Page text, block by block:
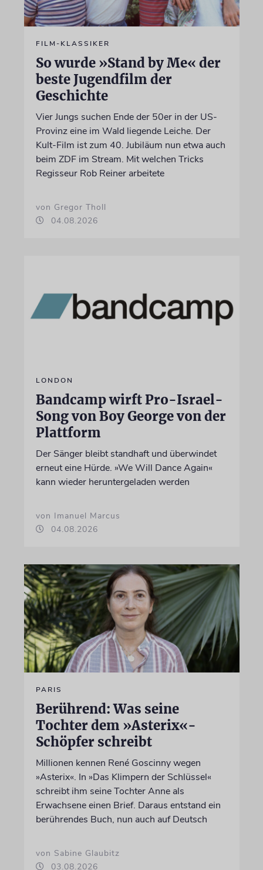
FILM-KLASSIKER
So wurde »Stand by Me« der
beste Jugendfilm der
Geschichte
Vier Jungs suchen Ende der 50er in der US-
Provinz eine im Wald liegende Leiche. Der
Kult-Film ist zum 40. Jubiläum nun etwa auch
beim ZDF im Stream. Mit welchen Tricks
Regisseur Rob Reiner arbeitete
von Gregor Tholl
04.08.2026
LONDON
Bandcamp wirft Pro-Israel-
Song von Boy George von der
Plattform
Der Sänger bleibt standhaft und überwindet
erneut eine Hürde. »We Will Dance Again«
kann wieder heruntergeladen werden
von Imanuel Marcus
04.08.2026
PARIS
Berührend: Was seine
Tochter dem »Asterix«-
Schöpfer schreibt
Millionen kennen René Goscinny wegen
»Asterix«. In »Das Klimpern der Schlüssel«
schreibt ihm seine Tochter Anne als
Erwachsene einen Brief. Daraus entstand ein
berührendes Buch, nun auch auf Deutsch
von Sabine Glaubitz
03.08.2026